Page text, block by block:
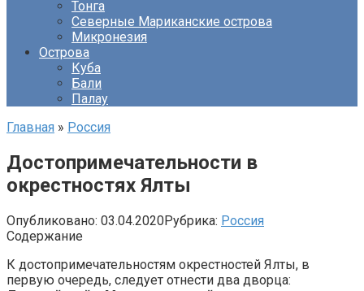
Тонга
Северные Мариканские острова
Микронезия
Острова
Куба
Бали
Палау
Главная » Россия
Достопримечательности в
окрестностях Ялты
Опубликовано: 03.04.2020Рубрика: Россия
Содержание
К достопримечательностям окрестностей Ялты, в
первую очередь, следует отнести два дворца: